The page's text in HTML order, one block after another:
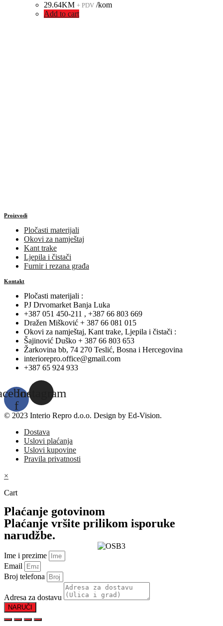
29.64KM + PDV /kom
Add to cart
Proizvodi
Pločasti materijali
Okovi za namještaj
Kant trake
Ljepila i čistači
Furnir i rezana građa
Kontakt
Pločasti materijali :
PJ Drvomarket Banja Luka
+387 051 450-211 , +387 66 803 669
Dražen Mišković + 387 66 081 015
Okovi za namještaj, Kant trake, Ljepila i čistači :
Šajinović Duško + 387 66 803 653
Žarkovina bb, 74 270 Teslić, Bosna i Hercegovina
interiorepro.office@gmail.com
+387 65 924 933
f
Instagram
© 2023 Interio Repro d.o.o. Design by Ed-Vision.
Dostava
Uslovi plaćanja
Uslovi kupovine
Pravila privatnosti
×
Cart
Plaćanje gotovinom
Plaćanje vršite prilikom isporuke
narudžbe.
Ime i prezime
Email
Broj telefona
Adresa za dostavu
NARUČI